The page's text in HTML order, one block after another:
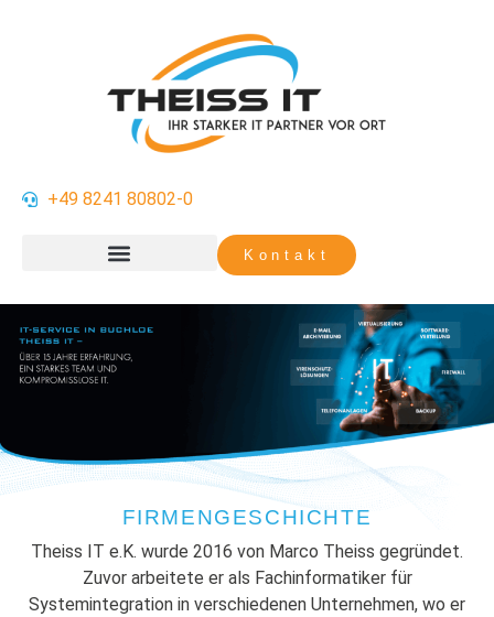
+49 8241 80802-0
Kontakt
FIRMENGESCHICHTE
Theiss IT e.K. wurde 2016 von Marco Theiss gegründet.
Zuvor arbeitete er als Fachinformatiker für
Systemintegration in verschiedenen Unternehmen, wo er